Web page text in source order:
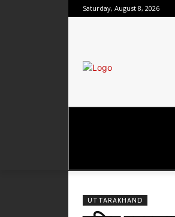
Saturday, August 8, 2026
UTTARAKHAND